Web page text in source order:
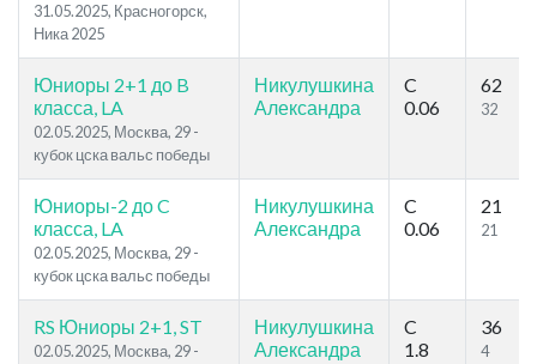
31.05.2025, Красногорск,
Ника 2025
Юниоры 2+1 до B
класса, LA
02.05.2025, Москва, 29 -
кубок цска вальс победы
Никулушкина
Александра
C
0.06
62
32
Юниоры-2 до C
класса, LA
02.05.2025, Москва, 29 -
кубок цска вальс победы
Никулушкина
Александра
C
0.06
21
21
RS Юниоры 2+1, ST
02.05.2025, Москва, 29 -
Никулушкина
Александра
C
1.8
36
4